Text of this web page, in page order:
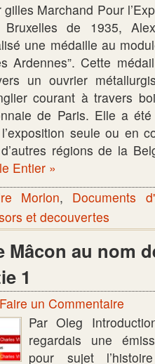
gilles Marchand Pour
de 1935,
une médaille au
Ardennes”. Cette
un ouvrier
courant à travers
de Paris. Elle a
seule ou en
régions de la
Entier »
Morlon, Documents
et decouvertes
Mâcon au nom
1
Faire un Commentaire
Par Oleg
regardais une
pour sujet